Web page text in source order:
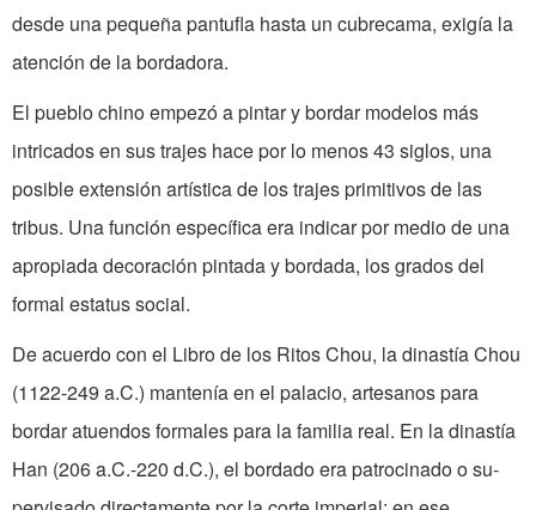
desde una pequeña pantufla hasta un cubrecama, exigía la
atención de la bordadora.
El pueblo chino empezó a pintar y bordar modelos más
intricados en sus trajes hace por lo menos 43 siglos, una
posible extensión artística de los trajes primitivos de las
tribus. Una función específica era indicar por medio de una
apropiada decoración pintada y bordada, los grados del
formal estatus social.
De acuerdo con el Libro de los Ritos Chou, la dinastía Chou
(1122-249 a.C.) mantenía en el palacio, artesanos para
bordar atuendos formales para la familia real. En la dinastía
Han (206 a.C.-220 d.C.), el bordado era patrocinado o su­